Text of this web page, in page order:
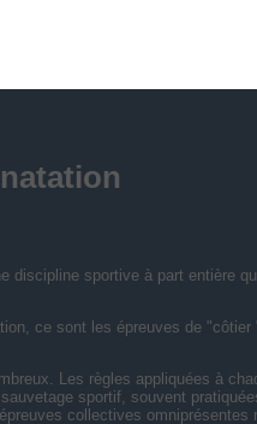
discipline sportive à part entière
ce sont les épreuves de "côtier
Les règles appliquées à
sportif, souvent
collectives